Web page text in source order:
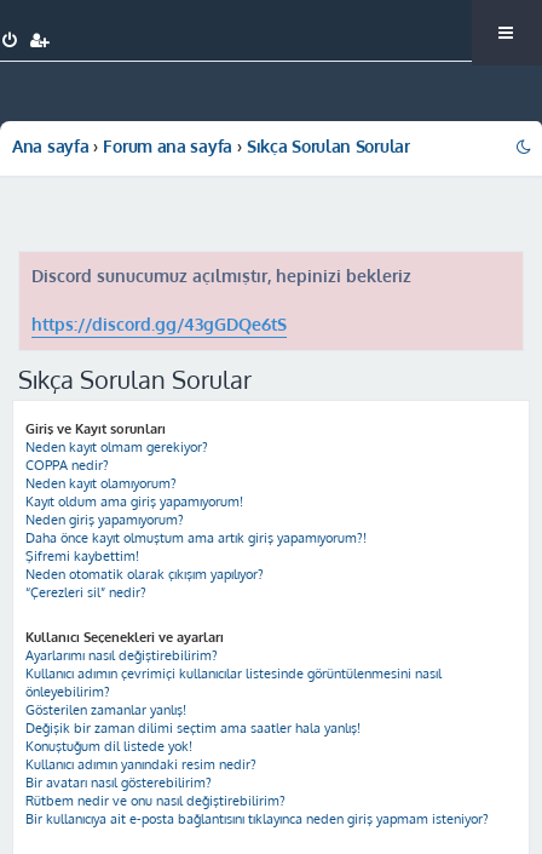
Ana sayfa Forum ana sayfa Sıkça Sorulan Sorular
Discord sunucumuz açılmıştır, hepinizi bekleriz
https://discord.gg/43gGDQe6tS
Sıkça Sorulan Sorular
Giriş ve Kayıt sorunları
Neden kayıt olmam gerekiyor?
COPPA nedir?
Neden kayıt olamıyorum?
Kayıt oldum ama giriş yapamıyorum!
Neden giriş yapamıyorum?
Daha önce kayıt olmuştum ama artık giriş yapamıyorum?!
Şifremi kaybettim!
Neden otomatik olarak çıkışım yapılıyor?
“Çerezleri sil” nedir?
Kullanıcı Seçenekleri ve ayarları
Ayarlarımı nasıl değiştirebilirim?
Kullanıcı adımın çevrimiçi kullanıcılar listesinde görüntülenmesini nasıl
önleyebilirim?
Gösterilen zamanlar yanlış!
Değişik bir zaman dilimi seçtim ama saatler hala yanlış!
Konuştuğum dil listede yok!
Kullanıcı adımın yanındaki resim nedir?
Bir avatarı nasıl gösterebilirim?
Rütbem nedir ve onu nasıl değiştirebilirim?
Bir kullanıcıya ait e-posta bağlantısını tıklayınca neden giriş yapmam isteniyor?